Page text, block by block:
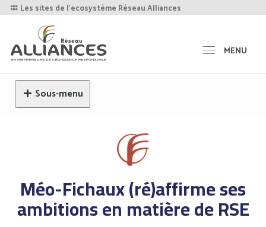
Les sites de l'ecosystème Réseau Alliances
MENU
Sous-menu
Méo-Fichaux (ré)affirme ses
ambitions en matière de RSE